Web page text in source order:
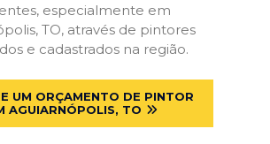
especialmente em
TO, através de pintores
e cadastrados na região.
UM ORÇAMENTO DE PINTOR
AGUIARNÓPOLIS, TO